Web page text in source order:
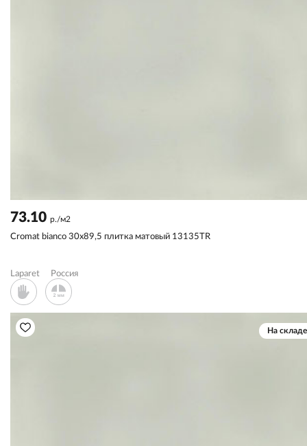
73.10 р./м2
Cromat bianco 30x89,5 плитка матовый 13135TR
Laparet Россия
На складе